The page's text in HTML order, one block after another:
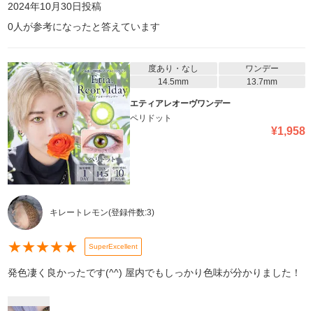
2024年10月30日投稿
0人が参考になったと答えています
度あり・なし
ワンデー
14.5mm
13.7mm
エティアレオーヴワンデー
ペリドット
¥1,958
キレートレモン(登録件数:3)
★★★★★ SuperExcellent
発色凄く良かったです(^^) 屋内でもしっかり色味が分かりました！